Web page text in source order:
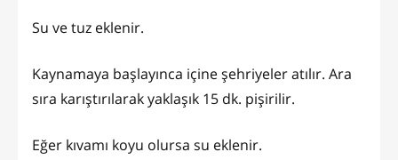
Su ve tuz eklenir.
Kaynamaya başlayınca içine şehriyeler atılır. Ara
sıra karıştırılarak yaklaşık 15 dk. pişirilir.
Eğer kıvamı koyu olursa su eklenir.